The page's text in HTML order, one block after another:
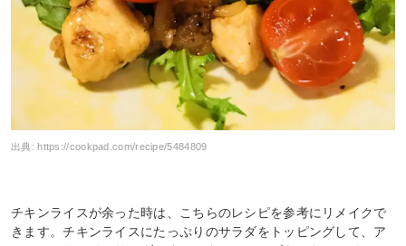
出典:https://cookpad.com/recipe/5484809
チキンライスが余った時は、こちらのレシピを参考にリメイクで
きます。チキンライスにたっぷりのサラダをトッピングして、ア